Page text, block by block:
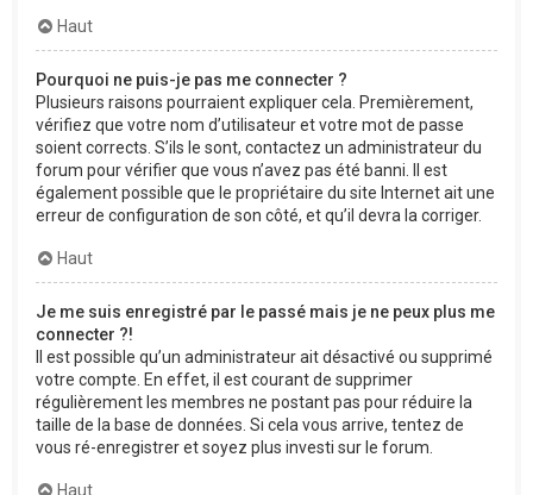
Haut
Pourquoi ne puis-je pas me connecter ?
Plusieurs raisons pourraient expliquer cela. Premièrement,
vérifiez que votre nom d’utilisateur et votre mot de passe
soient corrects. S’ils le sont, contactez un administrateur du
forum pour vérifier que vous n’avez pas été banni. Il est
également possible que le propriétaire du site Internet ait une
erreur de configuration de son côté, et qu’il devra la corriger.
Haut
Je me suis enregistré par le passé mais je ne peux plus me
connecter ?!
Il est possible qu’un administrateur ait désactivé ou supprimé
votre compte. En effet, il est courant de supprimer
régulièrement les membres ne postant pas pour réduire la
taille de la base de données. Si cela vous arrive, tentez de
vous ré-enregistrer et soyez plus investi sur le forum.
Haut